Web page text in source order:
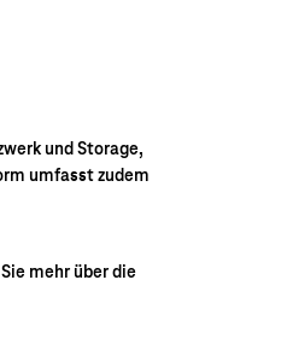
und Storage,
umfasst zudem
mehr über die